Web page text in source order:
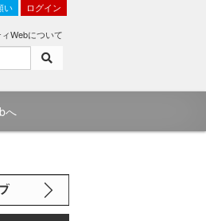
い ログイン
Webについて
へ